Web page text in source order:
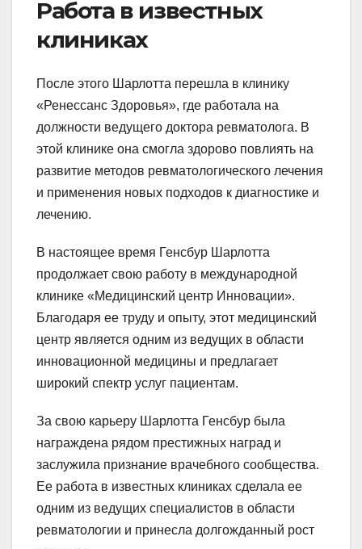
Работа в известных
клиниках
После этого Шарлотта перешла в клинику
«Ренессанс Здоровья», где работала на
должности ведущего доктора ревматолога. В
этой клинике она смогла здорово повлиять на
развитие методов ревматологического лечения
и применения новых подходов к диагностике и
лечению.
В настоящее время Генсбур Шарлотта
продолжает свою работу в международной
клинике «Медицинский центр Инновации».
Благодаря ее труду и опыту, этот медицинский
центр является одним из ведущих в области
инновационной медицины и предлагает
широкий спектр услуг пациентам.
За свою карьеру Шарлотта Генсбур была
награждена рядом престижных наград и
заслужила признание врачебного сообщества.
Ее работа в известных клиниках сделала ее
одним из ведущих специалистов в области
ревматологии и принесла долгожданный рост